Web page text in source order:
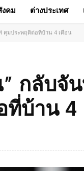
งคม ต่างประเทศ
คุมประพฤติต่อที่บ้าน 4 เดือน
กลับจัน
ที่บ้าน 4